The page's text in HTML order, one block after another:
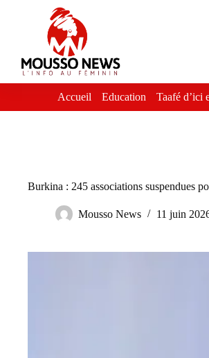
Accueil Education Taafé d’ici
Burkina : 245 associations suspendues
Mousso News 11 juin